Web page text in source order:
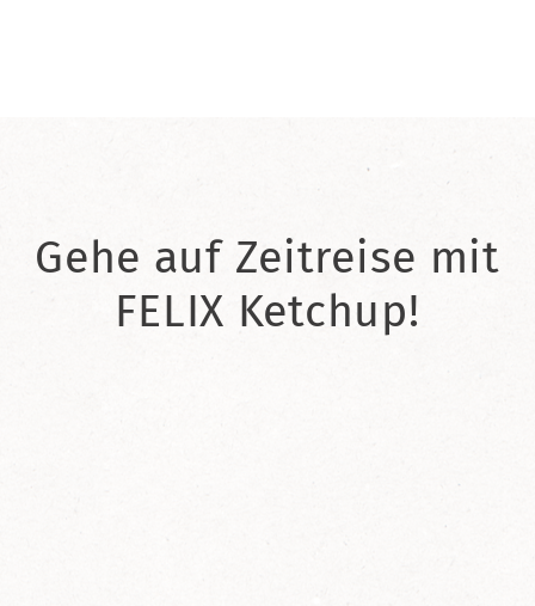
Gehe auf Zeitreise mit
FELIX Ketchup!